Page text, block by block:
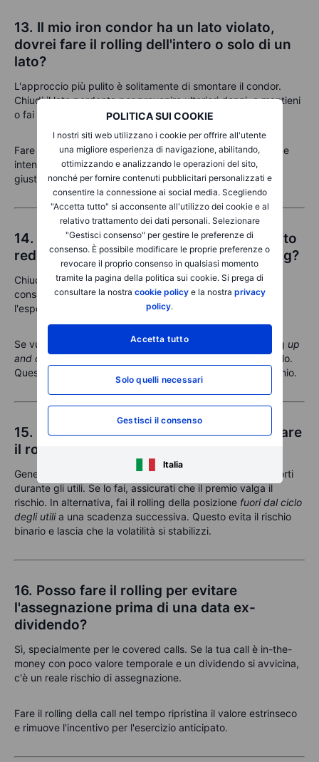
POLITICA SUI COOKIE
I nostri siti web utilizzano i cookie per offrire all'utente
una migliore esperienza di navigazione, abilitando,
ottimizzando e analizzando le operazioni del sito,
nonché per fornire contenuti pubblicitari personalizzati e
consentire la connessione ai social media. Scegliendo
"Accetta tutto" si acconsente all'utilizzo dei cookie e al
relativo trattamento dei dati personali. Selezionare
"Gestisci consenso" per gestire le preferenze di
consenso. È possibile modificare le proprie preferenze o
revocare il proprio consenso in qualsiasi momento
tramite la pagina della politica sui cookie. Si prega di
consultare la nostra cookie policye la nostra privacy
policy.
Accetta tutto
Solo quelli necessari
Gestisci il consenso
Italia
13. Il mio iron condor ha un lato violato,
dovrei fare il rolling dell'intero o solo di un
lato?
L'approccio più pulito è solitamente di smontare il condor.
Chiudi il lato perdente per prevenire ulteriori danni, e mantieni
o fai il rolling del lato non testato per recuperare il premio.
Fare il rolling dell'intero condor è possibile, ma complesso e
intensivo in termini di margine. Assicurati di poter ancora
giustificare la nuova struttura di rischio/premio.
14. Dovrei chiudere il mio spread di credito
redditizio al 50% di profitto o fare il rolling?
Chiudere al 50% di profitto è una abitudine intelligente e
consapevole del rischio, blocca i guadagni e riduce
l'esposizione al rischio gamma in fase avanzata.
Se vuoi mantenere l'esposizione, considera di fare il rolling up
and outa strike che corrispondono al nuovo livello del titolo.
Questo ri-inizializza l'operazione raccogliendo nuovo premio.
15. Tengo durante gli utili, dovrei prima fare
il rolling delle mie opzioni corte?
Generalmente, è preferibile evitare
di mantenere premi corti
durante gli utili. Se lo fai, assicurati che il premio valga il
rischio. In alternativa, fai il rolling della posizione fuori dal ciclo
degli utilia una scadenza successiva. Questo evita il rischio
binario e lascia che la volatilità si stabilizzi.
16. Posso fare il rolling per evitare
l'assegnazione prima di una data ex-
dividendo?
Sì, specialmente per le covered calls. Se la tua call è in-the-
money con poco valore temporale e un dividendo si avvicina,
c'è un reale rischio di assegnazione.
Fare il rolling della call nel tempo ripristina il valore estrinseco
e rimuove l'incentivo per l'esercizio anticipato.